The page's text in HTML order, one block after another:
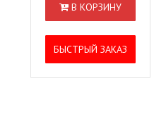
В КОРЗИНУ
БЫСТРЫЙ ЗАКАЗ